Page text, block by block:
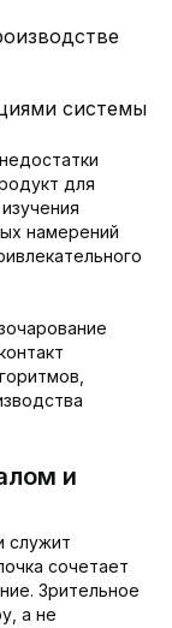
системы
для
намерений
и
служит
сочетает
Зрительное
а не